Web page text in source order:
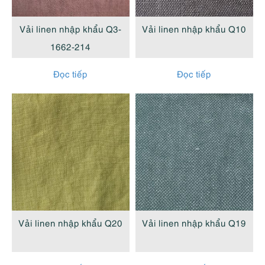
cao
Vải linen nhập khẩu Q3-
1662-214
Đọc tiếp
Vải linen nhập khẩu Q10
Đọc tiếp
Vải linen nhập khẩu Q20 Vải linen nhập khẩu Q19